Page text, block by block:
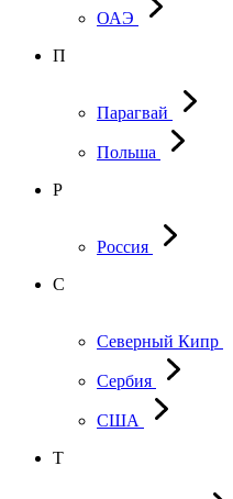
ОАЭ
П
Парагвай
Польша
Р
Россия
С
Северный Кипр
Сербия
США
Т